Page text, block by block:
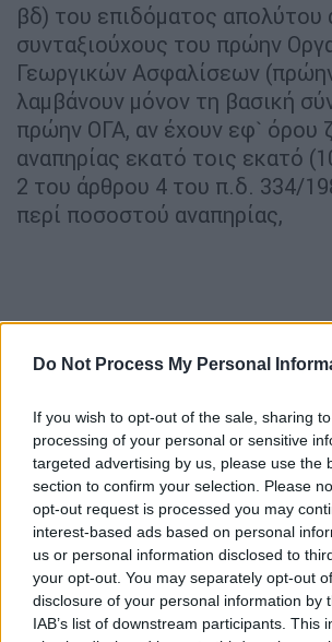
Do Not Process My Personal
If you wish to opt-out of the sale, sharing
processing of your personal or sensitive
targeted advertising by us, please use the
section to confirm your selection. Please
opt-out request is processed you may
interest-based ads based on personal
us or personal information disclosed to
your opt-out. You may separately opt-out
disclosure of your personal information by
IAB’s list of downstream participants. This
βδ) του επιδόματος απολύτου
συνταξιούχους του πρώην
Γεωργικών Ασφαλίσεων
λαμβάνουν μόνον τη βασική
πρώην ΟΓΑ, αν έχουν εφ` όρου
αναπηρίας εκατό τοις εκατό
2 του άρθρου 4 του π.δ. 334/
περί ποσοστού αναπηρίας,